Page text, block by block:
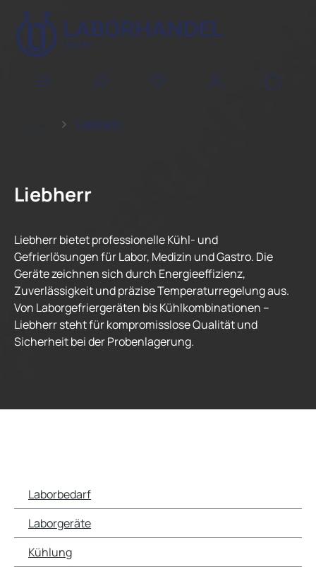
Zum Hauptinhalt springen
Liebherr
Liebherr
Liebherr bietet professionelle Kühl- und
Gefrierlösungen für Labor, Medizin und Gastro. Die
Geräte zeichnen sich durch Energieeffizienz,
Zuverlässigkeit und präzise Temperaturregelung aus.
Von Laborgefriergeräten bis Kühlkombinationen –
Liebherr steht für kompromisslose Qualität und
Sicherheit bei der Probenlagerung.
Laborbedarf
Laborgeräte
Kühlung